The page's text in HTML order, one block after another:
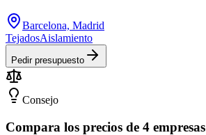
Barcelona, Madrid
TejadosAislamiento
Pedir presupuesto
Consejo
Compara los precios de 4 empresas